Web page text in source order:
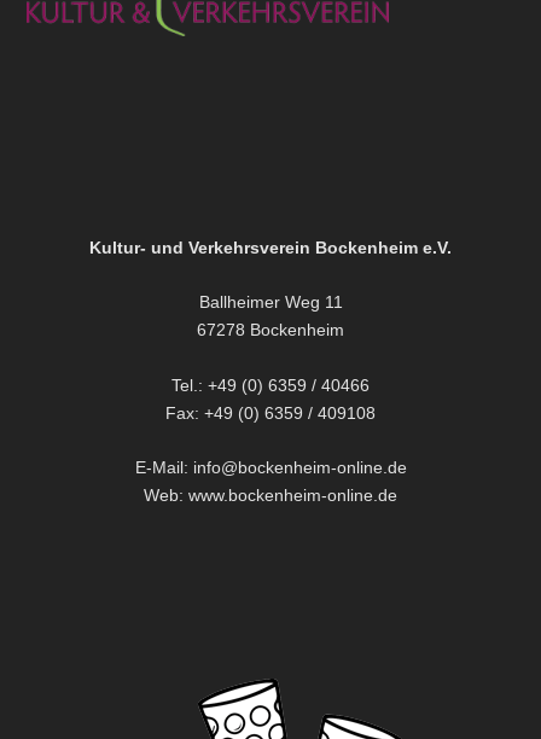
Kultur- und Verkehrsverein Bockenheim e.V.
Ballheimer Weg 11
67278 Bockenheim
Tel.: +49 (0) 6359 / 40466
Fax: +49 (0) 6359 / 409108
E-Mail: info@bockenheim-online.de
Web: www.bockenheim-online.de